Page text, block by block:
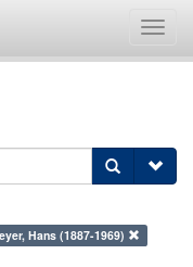
Hans (1887-1969)